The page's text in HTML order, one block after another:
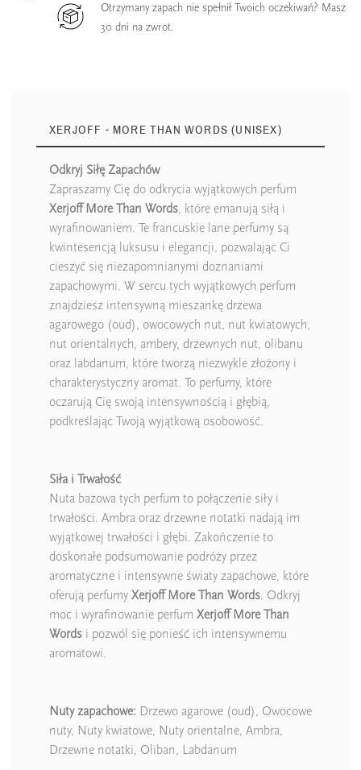
Otrzymany zapach nie spełnił Twoich oczekiwań? Masz
30 dni na zwrot.
XERJOFF - MORE THAN WORDS (UNISEX)
Odkryj Siłę Zapachów
Zapraszamy Cię do odkrycia wyjątkowych perfum
Xerjoff More Than Words, które emanują siłą i
wyrafinowaniem. Te francuskie lane perfumy są
kwintesencją luksusu i elegancji, pozwalając Ci
cieszyć się niezapomnianymi doznaniami
zapachowymi. W sercu tych wyjątkowych perfum
znajdziesz intensywną mieszankę drzewa
agarowego (oud), owocowych nut, nut kwiatowych,
nut orientalnych, ambery, drzewnych nut, olibanu
oraz labdanum, które tworzą niezwykle złożony i
charakterystyczny aromat. To perfumy, które
oczarują Cię swoją intensywnością i głębią,
podkreślając Twoją wyjątkową osobowość.
Siła i Trwałość
Nuta bazowa tych perfum to połączenie siły i
trwałości. Ambra oraz drzewne notatki nadają im
wyjątkowej trwałości i głębi. Zakończenie to
doskonałe podsumowanie podróży przez
aromatyczne i intensywne światy zapachowe, które
oferują perfumy Xerjoff More Than Words. Odkryj
moc i wyrafinowanie perfum Xerjoff More Than
Words i pozwól się ponieść ich intensywnemu
aromatowi.
Nuty zapachowe: Drzewo agarowe (oud), Owocowe
nuty, Nuty kwiatowe, Nuty orientalne, Ambra,
Drzewne notatki, Oliban, Labdanum